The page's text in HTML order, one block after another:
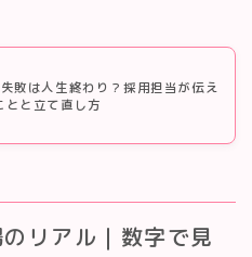
敗は人生終わり？採用担当が伝え
とと立て直し方
リアル｜数字で見